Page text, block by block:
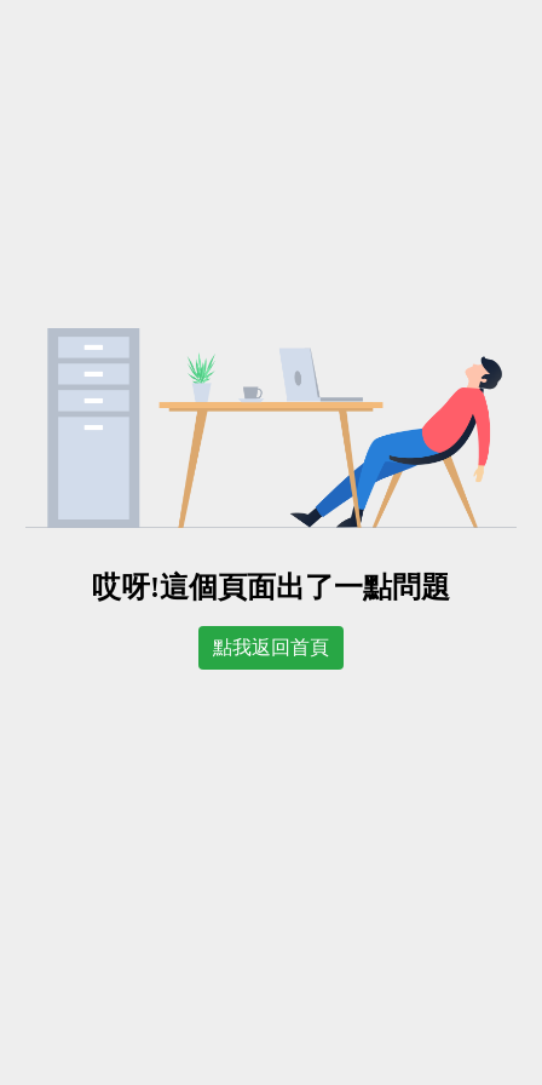
哎呀!這個頁面出了一點問題
點我返回首頁